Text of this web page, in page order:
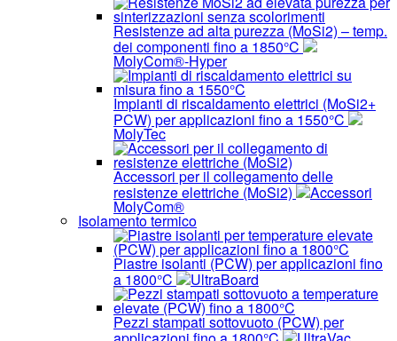
Resistenze ad alta purezza (MoSi2) – temp.
dei componenti fino a 1850°C
MolyCom®-Hyper
Impianti di riscaldamento elettrici (MoSi2+
PCW) per applicazioni fino a 1550°C
MolyTec
Accessori per il collegamento delle
resistenze elettriche (MoSi2) Accessori
MolyCom®
Isolamento termico
Piastre isolanti (PCW) per applicazioni fino
a 1800°C UltraBoard
Pezzi stampati sottovuoto (PCW) per